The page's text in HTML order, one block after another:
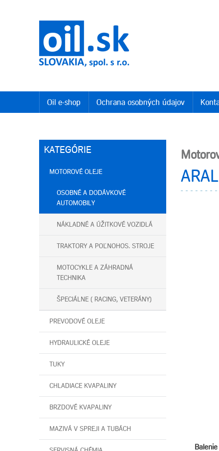
Oil e-shop Ochrana osobných údajov
KATEGÓRIE
MOTOROVÉ OLEJE
OSOBNÉ A DODÁVKOVÉ
AUTOMOBILY
NÁKLADNÉ A ÚŽITKOVÉ VOZIDLÁ
TRAKTORY A POĽNOHOS. STROJE
MOTOCYKLE A ZÁHRADNÁ
TECHNIKA
ŠPECIÁLNE ( RACING, VETERÁNY)
PREVODOVÉ OLEJE
HYDRAULICKÉ OLEJE
TUKY
CHLADIACE KVAPALINY
BRZDOVÉ KVAPALINY
MAZIVÁ V SPREJI A TUBÁCH